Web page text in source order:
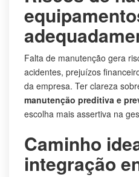
Falta de manutenção gera
acidentes, prejuízos
da empresa. Ter clareza
manutenção preditiva e
escolha mais assertiva na
Caminho
integração